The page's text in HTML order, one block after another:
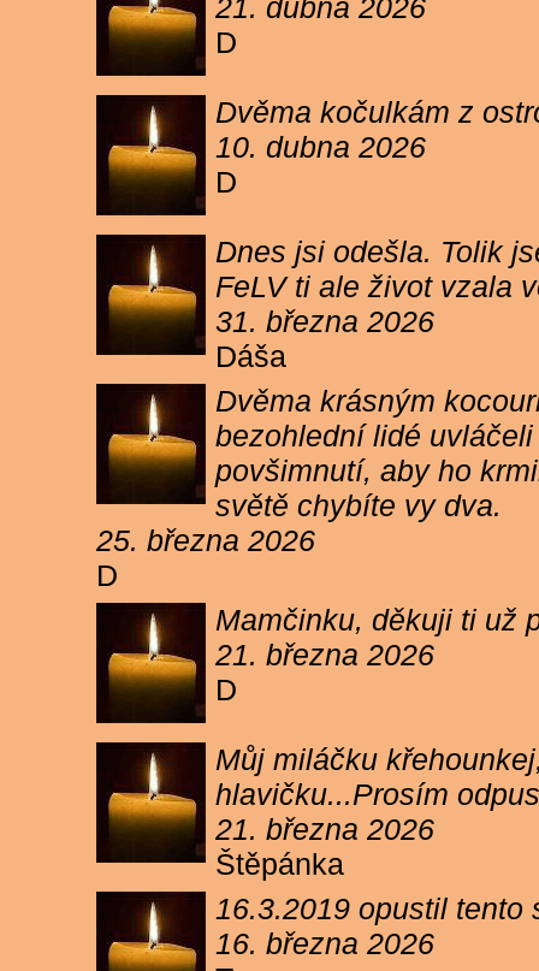
21. dubna 2026
D
Dvěma kočulkám z
10. dubna 2026
D
Dnes jsi odešla. Tolik
FeLV ti ale život vzala
31. března 2026
Dáša
Dvěma krásným
bezohlední lidé
povšimnutí, aby ho
světě chybíte vy dva.
25. března 2026
D
Mamčinku, děkuji ti už
21. března 2026
D
Můj miláčku
hlavičku...Prosím
21. března 2026
Štěpánka
16.3.2019 opustil
16. března 2026